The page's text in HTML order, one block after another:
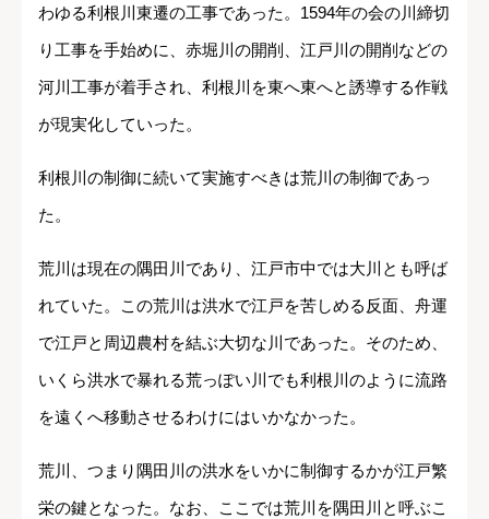
わゆる利根川東遷の工事であった。1594年の会の川締切
り工事を手始めに、赤堀川の開削、江戸川の開削などの
河川工事が着手され、利根川を東へ東へと誘導する作戦
が現実化していった。
利根川の制御に続いて実施すべきは荒川の制御であっ
た。
荒川は現在の隅田川であり、江戸市中では大川とも呼ば
れていた。この荒川は洪水で江戸を苦しめる反面、舟運
で江戸と周辺農村を結ぶ大切な川であった。そのため、
いくら洪水で暴れる荒っぽい川でも利根川のように流路
を遠くへ移動させるわけにはいかなかった。
荒川、つまり隅田川の洪水をいかに制御するかが江戸繁
栄の鍵となった。なお、ここでは荒川を隅田川と呼ぶこ